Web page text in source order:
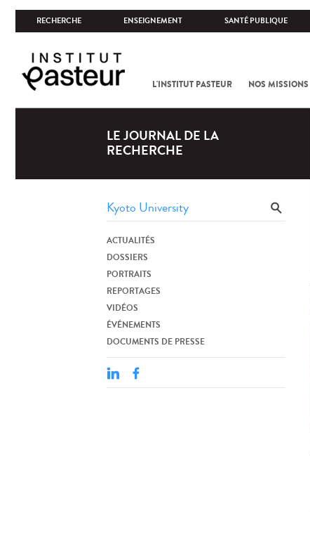
RECHERCHE ENSEIGNEMENT SANTÉ PUBLIQUE
L'INSTITUT PASTEUR NOS MISSIONS
LE JOURNAL DE LA
RECHERCHE
ACTUALITÉS
DOSSIERS
PORTRAITS
REPORTAGES
VIDÉOS
ÉVÉNEMENTS
DOCUMENTS DE PRESSE